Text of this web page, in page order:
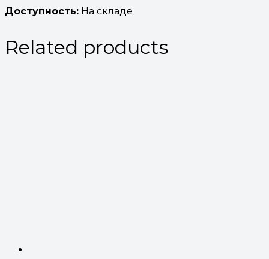
Доступность: На складе
Related products